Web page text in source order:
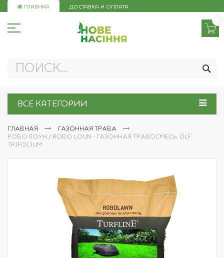
Skip
ГЛАВНАЯ ДОСТАВКА И ОПЛАТА
ВСЕ КАТЕГОРИИ
ГЛАВНАЯ
ГАЗОННАЯ ТРАВА
РОБО ЛОУН / ROBO LOUN - ГАЗОННАЯ ТРАВОСМЕСЬ, DLF
TRIFOLIUM